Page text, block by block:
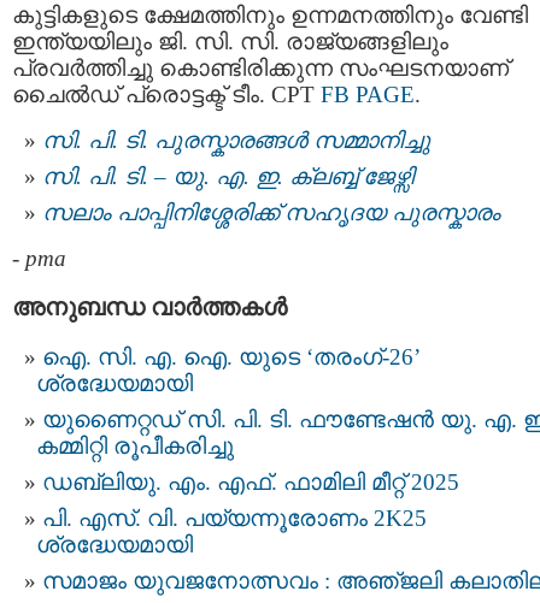
കുട്ടികളുടെ ക്ഷേമത്തിനും ഉന്നമനത്തിനും വേണ്ടി
ഇന്ത്യയിലും ജി. സി. സി. രാജ്യങ്ങളിലും
പ്രവർത്തിച്ചു കൊണ്ടിരിക്കുന്ന സംഘടനയാണ്
ചൈല്‍ഡ് പ്രൊട്ടക്ട് ടീം. CPT FB PAGE.
സി. പി. ടി. പുരസ്കാരങ്ങൾ സമ്മാനിച്ചു
സി. പി. ടി. – യു. എ. ഇ. ക്ലബ്ബ് ജേഴ്സി
സലാം പാപ്പിനിശ്ശേരിക്ക് സഹൃദയ പുരസ്കാരം
- pma
അനുബന്ധ വാര്‍ത്തകള്‍
ഐ. സി. എ. ഐ. യുടെ ‘തരംഗ്-26’
ശ്രദ്ധേയമായി
യുണൈറ്റഡ് സി. പി. ടി. ഫൗണ്ടേഷൻ യു. എ.
കമ്മിറ്റി രൂപീകരിച്ചു
ഡബ്ലിയു. എം. എഫ്. ഫാമിലി മീറ്റ് 2025
പി. എസ്. വി. പയ്യന്നൂരോണം 2K25
ശ്രദ്ധേയമായി
സമാജം യുവജനോത്സവം : അഞ്‌ജലി